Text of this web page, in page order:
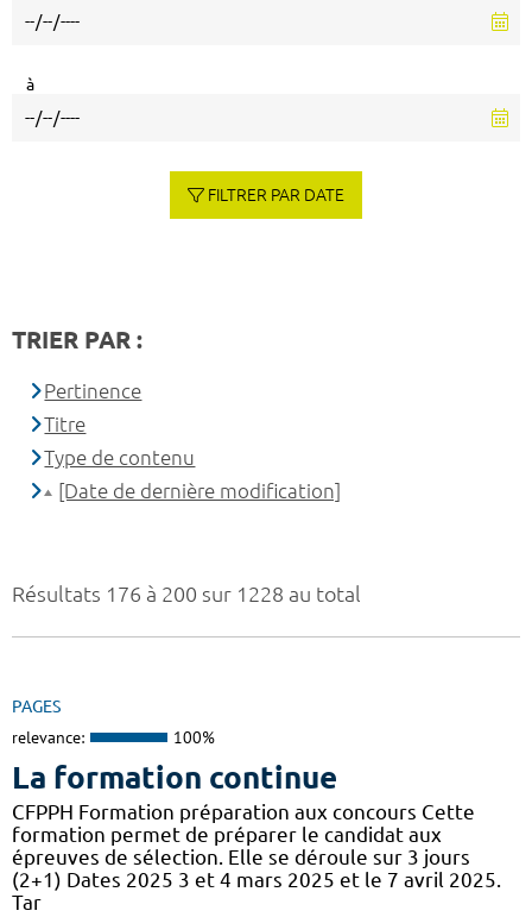
Résultats 176 à 200 sur 1228 au total
PAGES
relevance: 100%
La formation continue
CFPPH Formation préparation aux concours Cette
formation permet de préparer le candidat aux
épreuves de sélection. Elle se déroule sur 3 jours
(2+1) Dates 2025 3 et 4 mars 2025 et le 7 avril 2025.
Tar
à
FILTRER PAR DATE
TRIER PAR :
Pertinence
Titre
Type de contenu
[Date de dernière modification]